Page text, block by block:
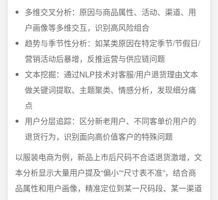
多维交叉分析：原因与商品属性、活动、渠道、用
户画像等多维交互，识别高风险组合
趋势与季节性分析：如某类原因在特定季节/节假日/
营销活动后暴增，反推运营与供应链问题
文本挖掘：通过NLP技术对客服/用户退货理由文本
做关键词提取、主题聚类、情感分析，发现细分痛
点
用户分层追踪：区分新老用户、不同客单价用户的
退货行为，识别面向高价值客户的特殊问题
以服装电商为例，新品上市后尺码不合适退货激增，文
本分析显示大量用户提及“偏小”“尺寸表不准”，结合商
品属性和用户画像，精准定位到某一尺码段、某一渠道